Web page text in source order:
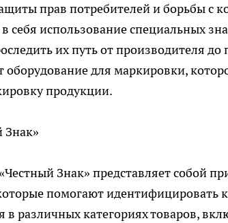
прав потребителей и борьбы с
себя использование специальных
их путь от производителя до
оборудование для маркировки,
продукции.
Знак»
Знак» представляет собой
помогают идентифицировать
в различных категориях товаров,